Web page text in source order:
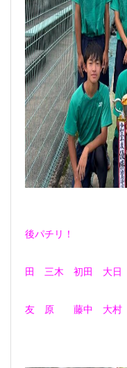
後パチリ！
後列
田 三木 初田 大日
前列
友 原 藤中 大村